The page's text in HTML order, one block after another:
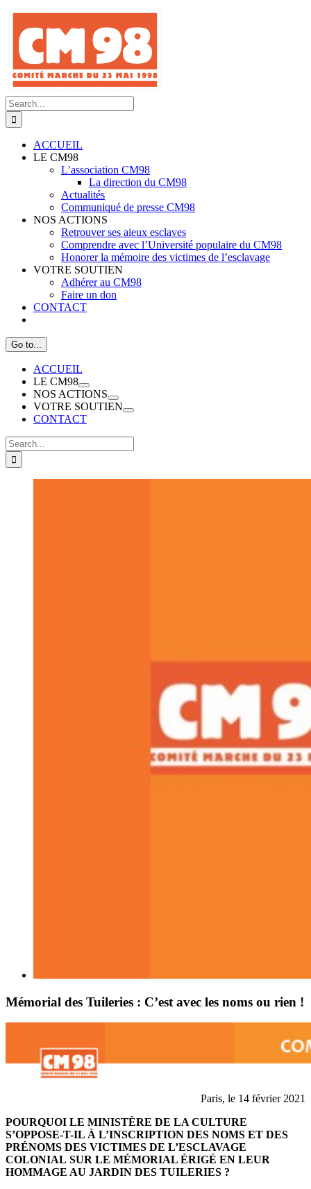
Skip
content
Search
for:
ACCUEIL
LE CM98
L’association CM98
La direction du CM98
Actualités
Communiqué de presse CM98
NOS ACTIONS
Retrouver ses aieux esclaves
Comprendre avec l’Université populaire du CM98
Honorer la mémoire des victimes de l’esclavage
VOTRE SOUTIEN
Adhérer au CM98
Faire un don
CONTACT
Go to...
ACCUEIL
LE CM98
NOS ACTIONS
VOTRE SOUTIEN
CONTACT
Search
for:
Mémorial des Tuileries : C’est avec les noms ou rien !
Paris, le 14 février 2021
POURQUOI LE MINISTÈRE DE LA CULTURE
S’OPPOSE-T-IL À L’INSCRIPTION DES NOMS ET DES
PRÉNOMS DES VICTIMES DE L’ESCLAVAGE
COLONIAL SUR LE MÉMORIAL ÉRIGÉ EN LEUR
HOMMAGE AU JARDIN DES TUILERIES ?